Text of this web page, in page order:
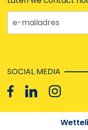
e-mailadres
SOCIAL MEDIA